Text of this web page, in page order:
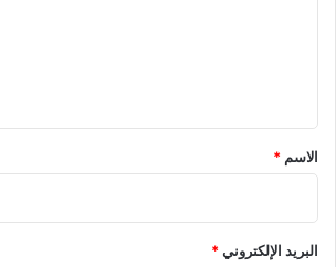
*
الاسم *
البريد الإلكتروني*